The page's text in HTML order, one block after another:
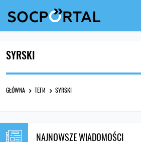
SYRSKI
GŁÓWNA ТЕГИ SYRSKI
NAJNOWSZE WIADOMOŚCI